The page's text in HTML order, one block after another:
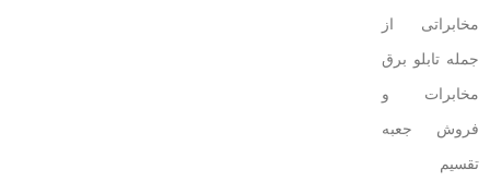
مخابراتی از
جمله تابلو برق
مخابرات و
فروش جعبه
تقسیم